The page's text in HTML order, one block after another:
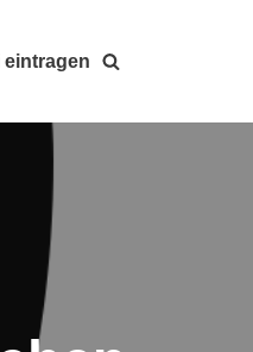
eintragen